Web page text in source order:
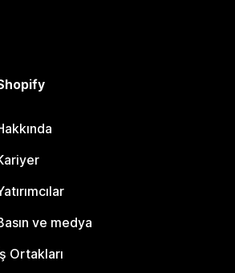
ve medya
Ortakları